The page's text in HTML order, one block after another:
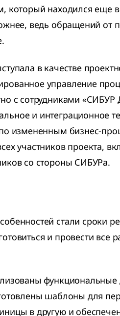
который находился еще в
ведь обращений от
в качестве
управление
с сотрудниками «СИБУР
и интеграционное
измененным бизнес-
участников проекта,
со стороны СИБУРа.
стали сроки
и провести все
функциональные
шаблоны для
в другую и